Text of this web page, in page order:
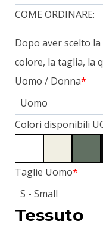
COME ORDINARE:
Dopo aver scelto
colore, la taglia, la
*
Uomo / Donna
Colori disponibili
*
Taglie Uomo
Tessuto